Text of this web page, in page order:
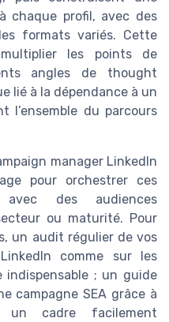
chaque profil, avec des
formats variés. Cette
les points de
angles de thought
lié à la dépendance à un
l’ensemble du parcours
manager LinkedIn
pour orchestrer ces
avec des audiences
ou maturité. Pour
un audit régulier de vos
comme sur les
indispensable ; un guide
campagne SEA grâce à
cadre facilement